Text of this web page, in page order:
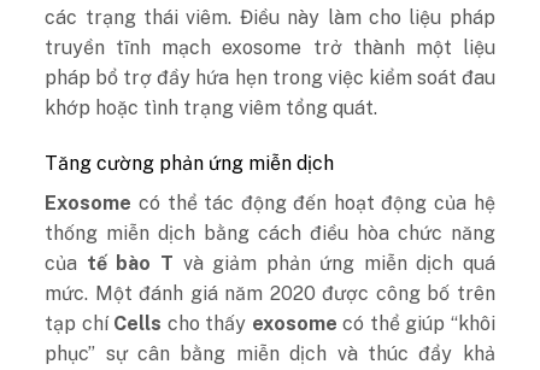
các trạng thái viêm. Điều này làm cho liệu pháp
truyền tĩnh mạch exosome trở thành một liệu
pháp bổ trợ đầy hứa hẹn trong việc kiểm soát đau
khớp hoặc tình trạng viêm tổng quát.
Tăng cường phản ứng miễn dịch
Exosome có thể tác động đến hoạt động của hệ
thống miễn dịch bằng cách điều hòa chức năng
của tế bào T và giảm phản ứng miễn dịch quá
mức. Một đánh giá năm 2020 được công bố trên
tạp chí Cells cho thấy exosome có thể giúp “khôi
phục” sự cân bằng miễn dịch và thúc đẩy khả